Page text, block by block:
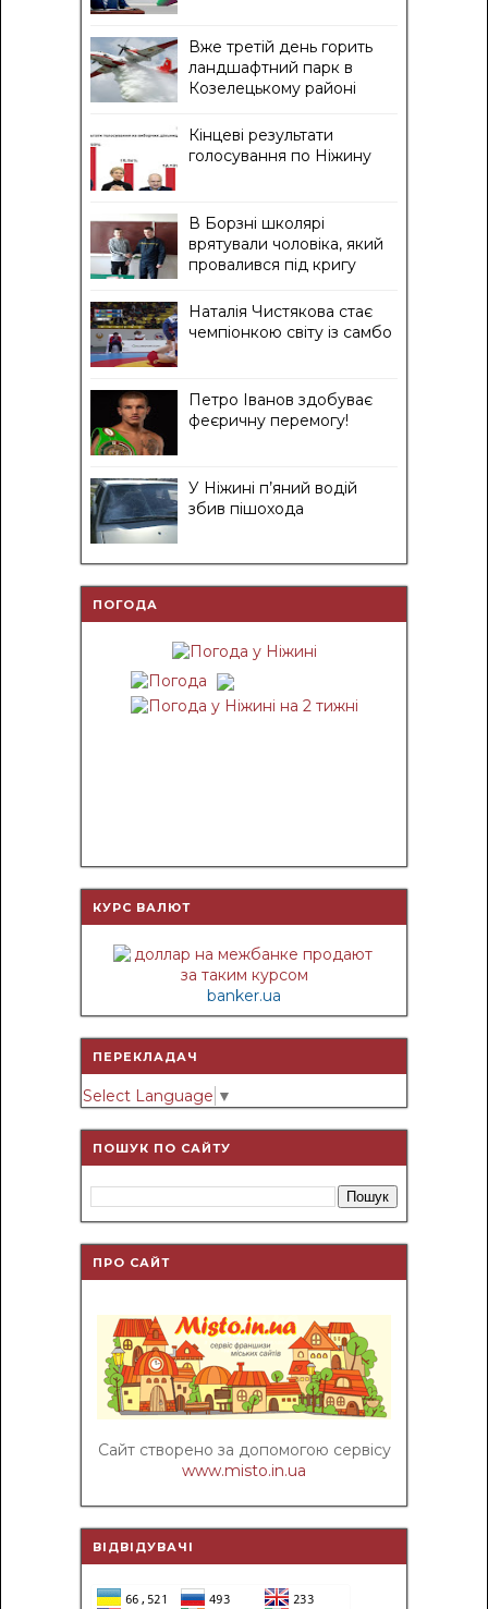
Вже третій день горить
ландшафтний парк в
Козелецькому районі
Кінцеві результати
голосування по Ніжину
В Борзні школярі
врятували чоловіка, який
провалився під кригу
Наталія Чистякова стає
чемпіонкою світу із самбо
Петро Іванов здобуває
феєричну перемогу!
У Ніжині п’яний водій
збив пішохода
ПОГОДА
КУРС ВАЛЮТ
banker.ua
ПЕРЕКЛАДАЧ
Select Language ▼
ПОШУК ПО САЙТУ
ПРО САЙТ
Сайт створено за допомогою сервісу
www.misto.in.ua
ВІДВІДУВАЧІ